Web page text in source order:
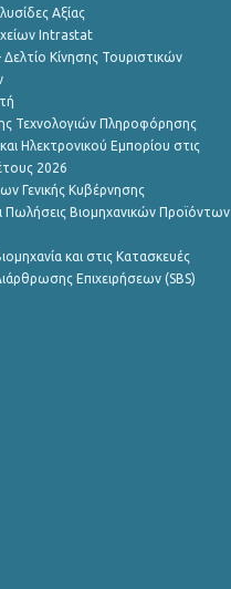
Αξίας
Intrastat
Κίνησης Τουριστικών
Τεχνολογιών Πληροφόρησης
και Ηλεκτρονικού Εμπορίου στις
2026
Γενικής Κυβέρνησης
Πωλήσεις Βιομηχανικών Προϊόντων
και στις Κατασκευές
Επιχειρήσεων (SBS)